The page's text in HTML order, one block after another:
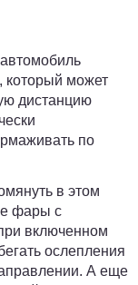
который может
дистанцию
по
в этом
фары с
включенном
ослепления
А еще